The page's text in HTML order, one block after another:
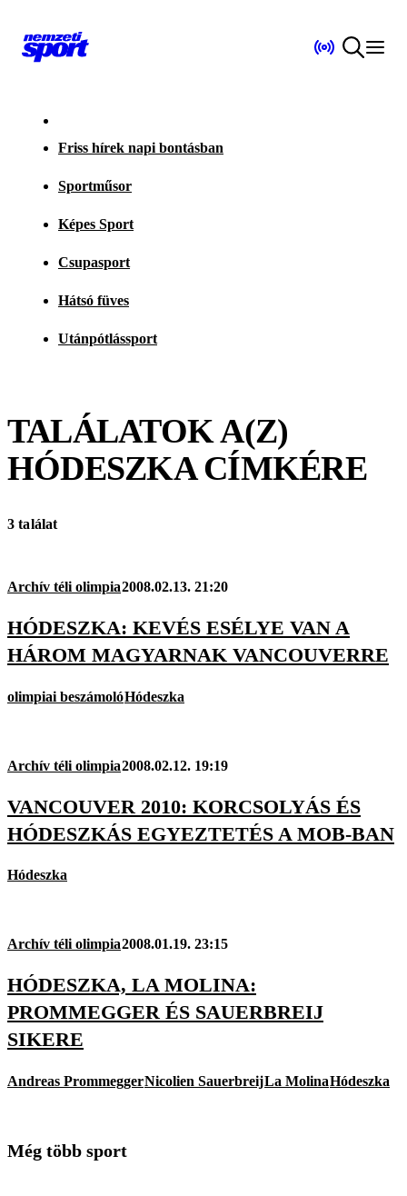
Friss hírek napi bontásban
Sportműsor
Képes Sport
Csupasport
Hátsó füves
Utánpótlássport
TALÁLATOK A(Z)
HÓDESZKACÍMKÉRE
3 találat
Archív téli olimpia2008.02.13. 21:20
HÓDESZKA: KEVÉS ESÉLYE VAN A
HÁROM MAGYARNAK VANCOUVERRE
olimpiai beszámolóHódeszka
Archív téli olimpia2008.02.12. 19:19
VANCOUVER 2010: KORCSOLYÁS ÉS
HÓDESZKÁS EGYEZTETÉS A MOB-BAN
Hódeszka
Archív téli olimpia2008.01.19. 23:15
HÓDESZKA, LA MOLINA:
PROMMEGGER ÉS SAUERBREIJ
SIKERE
Andreas PrommeggerNicolien SauerbreijLa MolinaHódeszka
Még több sport